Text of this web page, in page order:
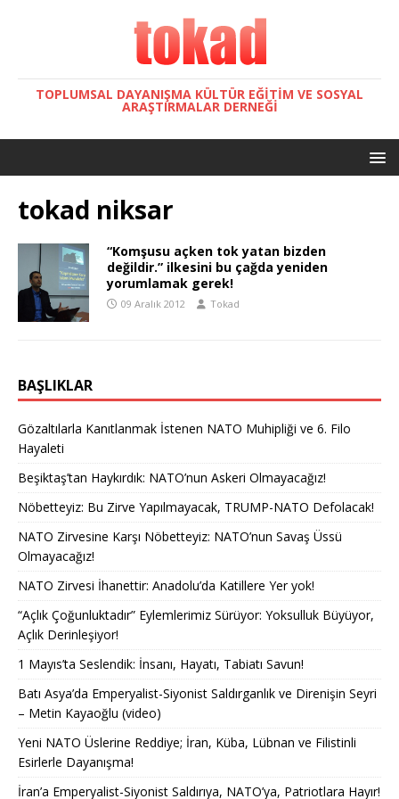
TOPLUMSAL DAYANIŞMA KÜLTÜR EĞITIM VE SOSYAL
ARAŞTIRMALAR DERNEĞI
tokad niksar
“Komşusu açken tok yatan bizden
değildir.” ilkesini bu çağda yeniden
yorumlamak gerek!
09 Aralık 2012 Tokad
BAŞLIKLAR
Gözaltılarla Kanıtlanmak İstenen NATO Muhipliği ve 6. Filo
Hayaleti
Beşiktaş’tan Haykırdık: NATO’nun Askeri Olmayacağız!
Nöbetteyiz: Bu Zirve Yapılmayacak, TRUMP-NATO Defolacak!
NATO Zirvesine Karşı Nöbetteyiz: NATO’nun Savaş Üssü
Olmayacağız!
NATO Zirvesi İhanettir: Anadolu’da Katillere Yer yok!
“Açlık Çoğunluktadır” Eylemlerimiz Sürüyor: Yoksulluk Büyüyor,
Açlık Derinleşiyor!
1 Mayıs’ta Seslendik: İnsanı, Hayatı, Tabiatı Savun!
Batı Asya’da Emperyalist-Siyonist Saldırganlık ve Direnişin Seyri
– Metin Kayaoğlu (video)
Yeni NATO Üslerine Reddiye; İran, Küba, Lübnan ve Filistinli
Esirlerle Dayanışma!
İran’a Emperyalist-Siyonist Saldırıya, NATO’ya, Patriotlara Hayır!